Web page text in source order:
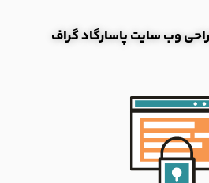
پاسارگاد گراف